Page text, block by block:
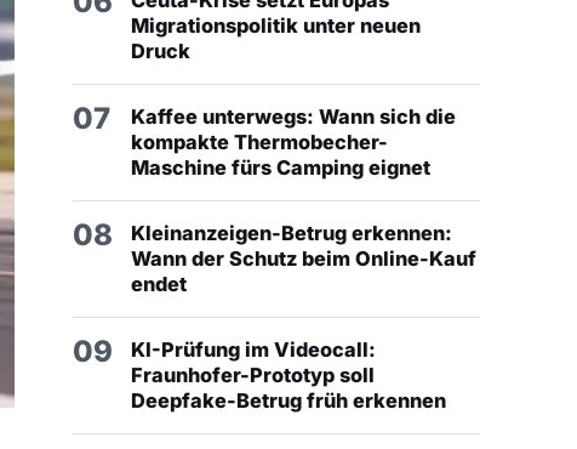
Migrationspolitik unter neuen
Druck
07
Kaffee unterwegs: Wann sich die
kompakte Thermobecher-
Maschine fürs Camping eignet
08
Kleinanzeigen-Betrug erkennen:
Wann der Schutz beim Online-Kauf
endet
09
KI-Prüfung im Videocall:
Fraunhofer-Prototyp soll
Deepfake-Betrug früh erkennen